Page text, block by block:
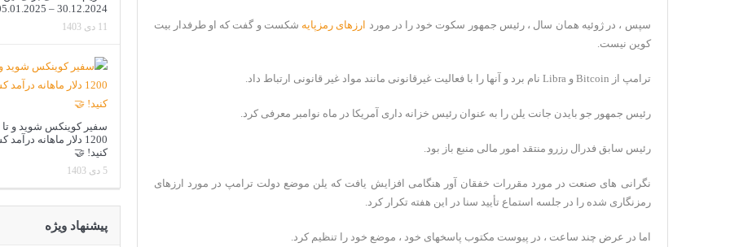
سپس ، در ژوئیه همان سال ، رئیس جمهور سکوت خود را در مورد ارزهای رمزپایه شکست و گفت که او طرفدار بیت
کوین نیست.
ترامپ از Bitcoin و Libra نام برد و آنها را با فعالیت غیرقانونی مانند مواد غیر قانونی ارتباط داد.
رئیس جمهور جو بایدن جانت یلن را به عنوان رئیس خزانه داری آمریکا در ماه نوامبر معرفی کرد.
رئیس سابق فدرال رزرو منتقد امور مالی منبع باز بود.
نگرانی های صنعت در مورد مقررات خفقان آور هنگامی افزایش یافت که یلن موضع دولت ترامپ در مورد ارزهای
رمزنگاری شده را در جلسه استماع تأیید سنا در این هفته تکرار کرد.
اما در عرض چند ساعت ، در پیوست مکتوب پاسخهای خود ، موضع خود را تنظیم کرد.
30.12.2024 – 05.01.2025
11 دی 1403
سفیر کوینکس شوید و تا
1200 دلار ماهانه
کنید! 🤝
5 دی 1403
پیشنهاد ویژه